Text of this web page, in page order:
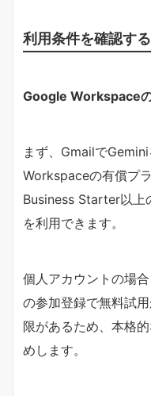
利用条件を確認する
Google Workspace
まず、Gmailで
Workspaceの有償プ
Business Starter以上
を利用できます。
個人アカウントの場
の参加登録で無料試
限があるため、本格
めします。